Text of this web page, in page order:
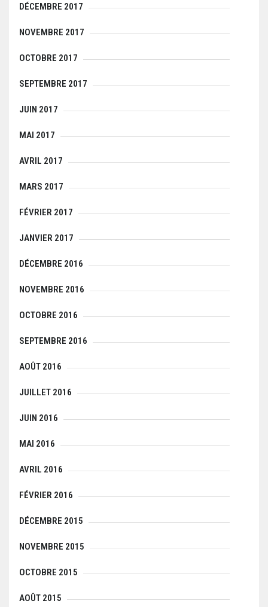
DÉCEMBRE 2017
NOVEMBRE 2017
OCTOBRE 2017
SEPTEMBRE 2017
JUIN 2017
MAI 2017
AVRIL 2017
MARS 2017
FÉVRIER 2017
JANVIER 2017
DÉCEMBRE 2016
NOVEMBRE 2016
OCTOBRE 2016
SEPTEMBRE 2016
AOÛT 2016
JUILLET 2016
JUIN 2016
MAI 2016
AVRIL 2016
FÉVRIER 2016
DÉCEMBRE 2015
NOVEMBRE 2015
OCTOBRE 2015
AOÛT 2015